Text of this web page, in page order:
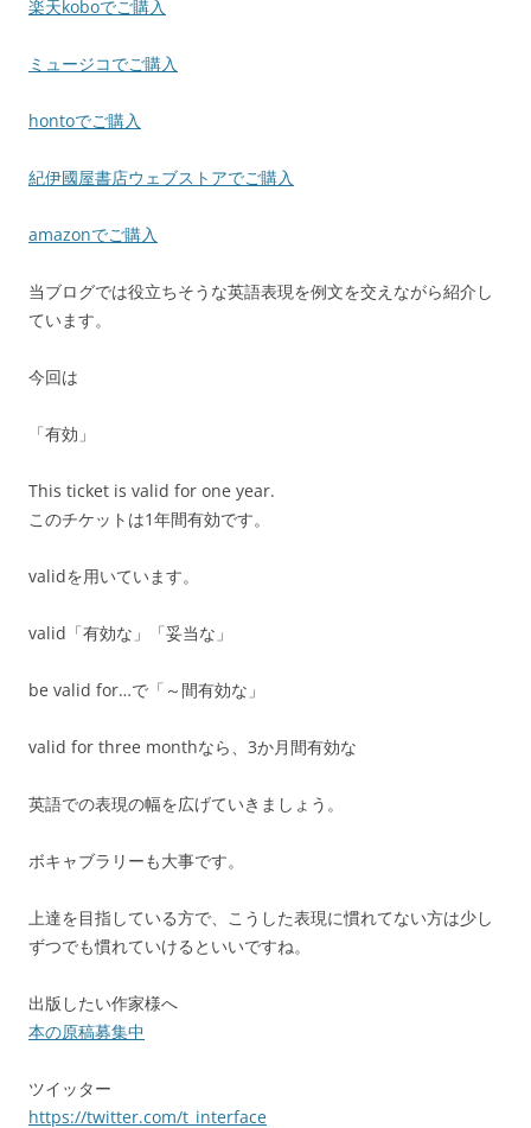
楽天koboでご購入
ミュージコでご購入
hontoでご購入
紀伊國屋書店ウェブストアでご購入
amazonでご購入
当ブログでは役立ちそうな英語表現を例文を交えながら紹介し
ています。
今回は
「有効」
This ticket is valid for one year.
このチケットは1年間有効です。
validを用いています。
valid「有効な」「妥当な」
be valid for…で「～間有効な」
valid for three monthなら、3か月間有効な
英語での表現の幅を広げていきましょう。
ボキャブラリーも大事です。
上達を目指している方で、こうした表現に慣れてない方は少し
ずつでも慣れていけるといいですね。
出版したい作家様へ
本の原稿募集中
ツイッター
https://twitter.com/t_interface